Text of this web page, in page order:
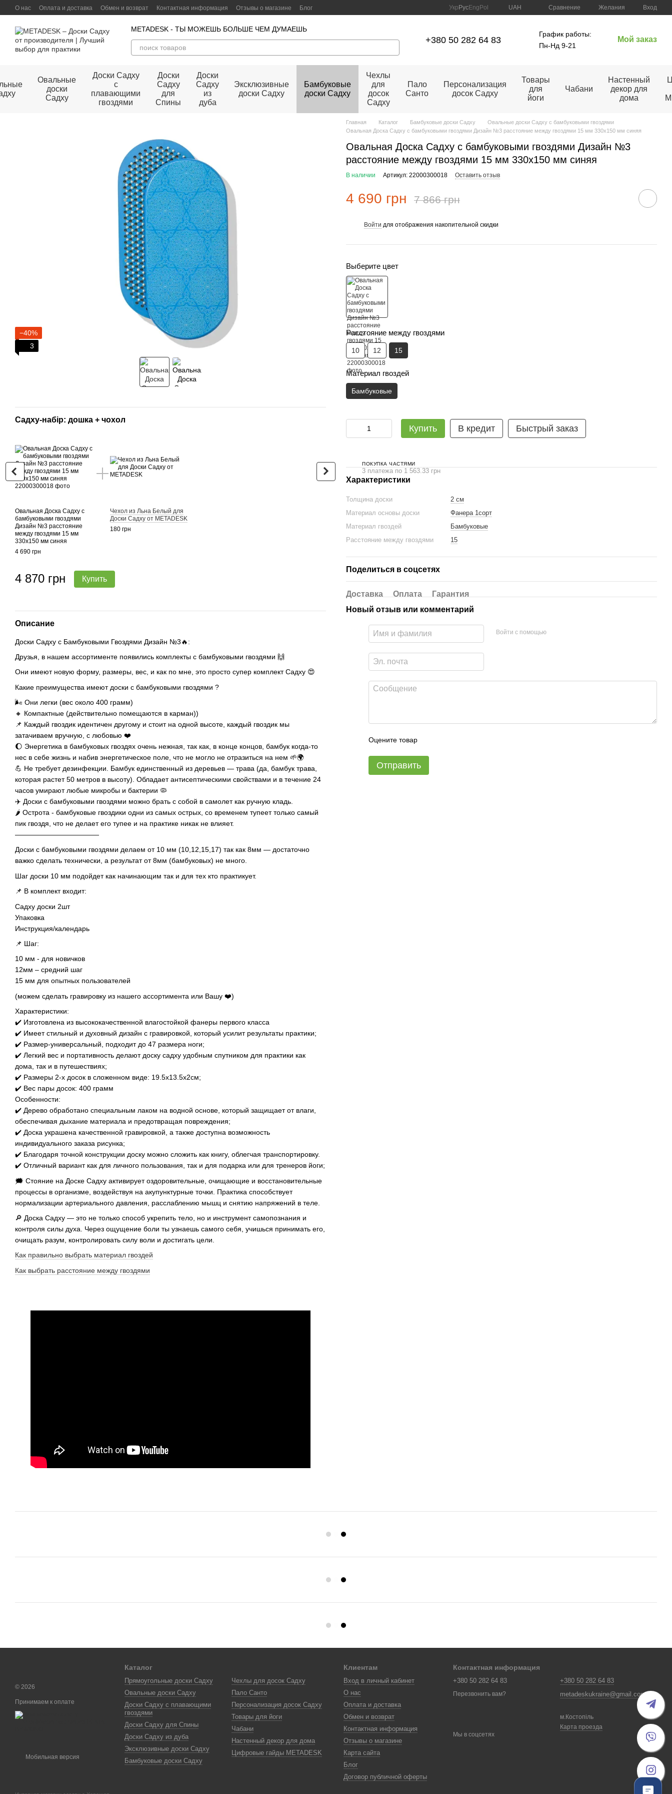
Перейти к основному контенту
О нас Оплата и доставка Обмен и возврат Контактная информация Отзывы о магазине
Блог
Укр РусEng Pol UAH Сравнение Желания Вход
METADESK - ТЫ МОЖЕШЬ БОЛЬШЕ ЧЕМ ДУМАЕШЬ
+380 50 282 64 83
График работы:
Пн-Нд 9-21
Мой заказ
Овальные
доски
Садху
Доски Садху
с
плавающими
гвоздями
Доски
Садху
для
Спины
Доски
Садху
из
дуба
Эксклюзивные
доски Садху
Бамбуковые
доски Садху
Чехлы
для
досок
Садху
Пало
Санто
Персонализация
досок Садху
Товары
для
йоги
Чабани
Настенный
декор для
дома
−40%
3
Садху-набір: дошка + чохол
Овальная Доска Садху с
бамбуковыми гвоздями
Дизайн №3 расстояние
между гвоздями 15 мм
330х150 мм синяя
4 690 грн
Чехол из Льна Белый для
Доски Садху от METADESK
180 грн
4 870 грн Купить
Садху-набір Люкс: дошка + сумка ⭐ 99% рекомендують
Овальная Доска Садху с
бамбуковыми гвоздями
Дизайн №3 расстояние
330х150 мм синяя
Люкс-сумка из экокожи
черный глянцевый
5 370 грн
Описание
Доски Садху с Бамбуковыми Гвоздями Дизайн №3🔥:
Друзья, в нашем ассортименте появились комплекты с бамбуковыми гвоздями 🙌
Они имеют новую форму, размеры, вес, и как по мне, это просто супер комплект Садху 😍
Какие преимущества имеют доски с бамбуковыми гвоздями ?
🌬 Они легки (вес около 400 грамм)
🔸 Компактные (действительно помещаются в карман))
📌 Каждый гвоздик идентичен другому и стоит на одной высоте, каждый гвоздик мы
затачиваем вручную, с любовью ❤️
🌔 Энергетика в бамбуковых гвоздях очень нежная, так как, в конце концов, бамбук когда-то
нес в себе жизнь и набив энергетическое поле, что не могло не отразиться на нем 🌱🌍
💪 Не требует дезинфекции. Бамбук единственный из деревьев — трава (да, бамбук трава,
которая растет 50 метров в высоту). Обладает антисептическими свойствами и в течение 24
часов умирают любые микробы и бактерии 🦠
✈️ Доски с бамбуковыми гвоздями можно брать с собой в самолет как ручную кладь.
🌶 Острота - бамбуковые гвоздики одни из самых острых, со временем тупеет только самый
пик гвоздя, что не делает его тупее и на практике никак не влияет.
————————————
Доски с бамбуковыми гвоздями делаем от 10 мм (10,12,15,17) так как 8мм — достаточно
важко сделать технически, а результат от 8мм (бамбуковых) не много.
Шаг доски 10 мм подойдет как начинающим так и для тех кто практикует.
📌 В комплект входит:
Садху доски 2шт
Упаковка
Инструкция/календарь
📌 Шаг:
10 мм - для новичков
12мм – средний шаг
15 мм для опытных пользователей
(можем сделать гравировку из нашего ассортимента или Вашу ❤️)
Характеристики:
✔️ Изготовлена из высококачественной влагостойкой фанеры первого класса
✔️ Имеет стильный и духовный дизайн с гравировкой, который усилит результаты практики;
✔️ Размер-универсальный, подходит до 47 размера ноги;
✔️ Легкий вес и портативность делают доску садху удобным спутником для практики как
дома, так и в путешествиях;
✔️ Размеры 2-х досок в сложенном виде: 19.5х13.5х2см;
✔️ Вес пары досок: 400 грамм
Особенности:
✔️ Дерево обработано специальным лаком на водной основе, который защищает от влаги,
обеспечивая дыхание материала и предотвращая повреждения;
✔️ Доска украшена качественной гравировкой, а также доступна возможность
индивидуального заказа рисунка;
✔️ Благодаря точной конструкции доску можно сложить как книгу, облегчая транспортировку.
✔️ Отличный вариант как для личного пользования, так и для подарка или для тренеров йоги;
🗯 Стояние на Доске Садху активирует оздоровительные, очищающие и восстановительные
процессы в организме, воздействуя на акупунктурные точки. Практика способствует
нормализации артериального давления, расслаблению мышц и снятию напряжений в теле.
🔎 Доска Садху — это не только способ укрепить тело, но и инструмент самопознания и
контроля силы духа. Через ощущение боли ты узнаешь самого себя, учишься принимать его,
очищать разум, контролировать силу воли и достигать цели.
Как правильно выбрать материал гвоздей
Как выбрать расстояние между гвоздями
Главная Каталог Бамбуковые доски Садху
Овальные доски Садху с бамбуковыми гвоздями
Овальная Доска Садху с бамбуковыми гвоздями Дизайн №3 расстояние между гвоздями 15 мм 330х150 мм синяя
Овальная Доска Садху с бамбуковыми гвоздями Дизайн №3
расстояние между гвоздями 15 мм 330х150 мм синяя
В наличии Артикул: 22000300018 Оставить отзыв
4 690 грн 7 866 грн
Войти для отображения накопительной скидки
Выберите цвет
Расстояние между гвоздями
10 12 15
Материал гвоздей
Бамбуковые
Купить В кредит Быстрый заказ
ПОКУПКА ЧАСТЯМИ
3 платежа по 1 563.33 грн
Характеристики
Толщина доски
2 см
Материал основы доски
Фанера 1сорт
Материал гвоздей
Бамбуковые
Расстояние между гвоздями
15
Поделиться в соцсетях
Доставка Оплата
Гарантия
Новый отзыв или комментарий
Войти с помощью
Оцените товар
Отправить
© 2026
Принимаем к оплате
Мобильная версия
Каталог
Прямоугольные доски Садху
Овальные доски Садху
Доски Садху с плавающими
гвоздями
Доски Садху для Спины
Доски Садху из дуба
Эксклюзивные доски Садху
Бамбуковые доски Садху
Чехлы для досок Садху
Пало Санто
Персонализация досок Садху
Товары для йоги
Чабани
Настенный декор для дома
Цифровые гайды METADESK
Клиентам
Вход в личный кабинет
О нас
Оплата и доставка
Обмен и возврат
Контактная информация
Отзывы о магазине
Карта сайта
Блог
Договор публичной оферты
Контактная информация
+380 50 282 64 83
Перезвонить вам?
+380 50 282 64 83
metadeskukraine@gmail.com
м.Костопіль
Карта проезда
Мы в соцсетях